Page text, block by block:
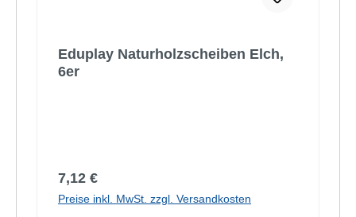
Eduplay Naturholzscheiben Elch,
6er
Regulärer Preis:
7,12 €
Preise inkl. MwSt. zzgl. Versandkosten